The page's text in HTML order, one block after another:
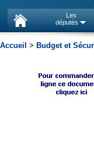
Les
députés
Accueil > Budget et